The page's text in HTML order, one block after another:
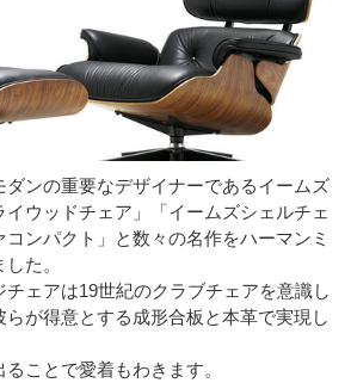
ダンの重要なデザイナーであるイームズ
ウッドチェア」「イームズシェルチェ
ンパクト」と数々の名作をハーマンミ
た。
チェアは19世紀のクラブチェアを意識し
が得意とする成形合板と本革で実現し
ことで愛着もわきます。